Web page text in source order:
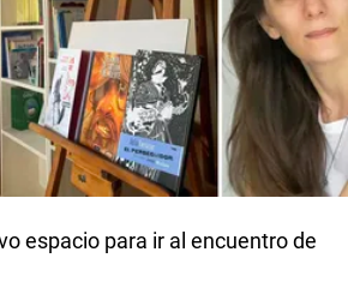
espacio para ir al encuentro de